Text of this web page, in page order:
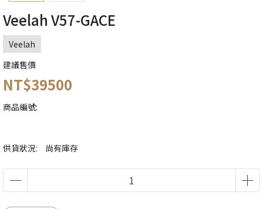
Veelah V57-GACE
Veelah
建議售價
NT$39500
商品編號:
供貨狀況: 尚有庫存